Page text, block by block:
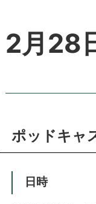
2月28
ポッドキャ
日時